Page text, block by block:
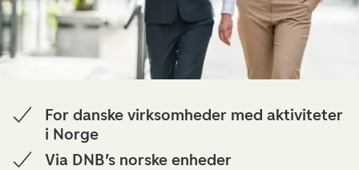
For danske virksomheder med aktiviteter
i Norge
Via DNB’s norske enheder